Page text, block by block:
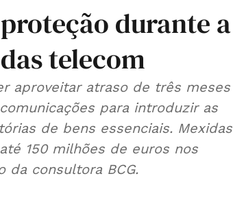
durante a
telecom
aproveitar atraso de três meses
para introduzir as
de bens essenciais. Mexidas
150 milhões de euros nos
da consultora BCG.